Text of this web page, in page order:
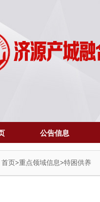
公告信息
首页 >重点领域信息>特困供养